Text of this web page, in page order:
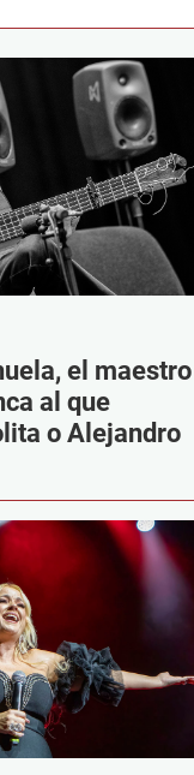
el maestro
al que
o Alejandro